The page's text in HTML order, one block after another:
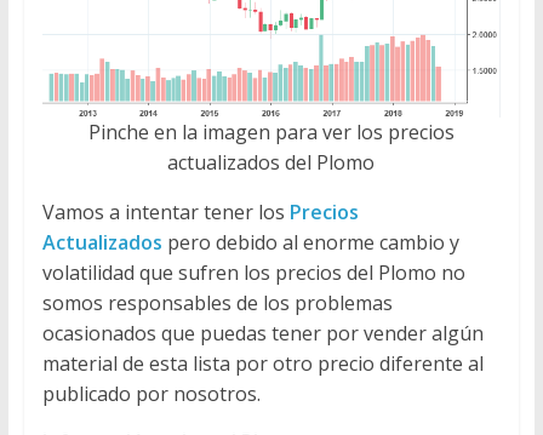
Pinche en la imagen para ver los precios
actualizados del Plomo
Vamos a intentar tener los Precios
Actualizados pero debido al enorme cambio y
volatilidad que sufren los precios del Plomo no
somos responsables de los problemas
ocasionados que puedas tener por vender algún
material de esta lista por otro precio diferente al
publicado por nosotros.